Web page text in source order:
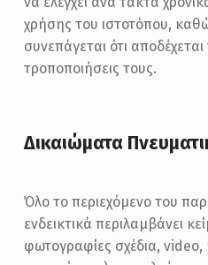
χρήσης του ιστοτόπου,
συνεπάγεται ότι αποδέχεται
τροποποιήσεις τους.
Δικαιώματα
Όλο το περιεχόμενο του
ενδεικτικά περιλαμβάνει
φωτογραφίες σχέδια,